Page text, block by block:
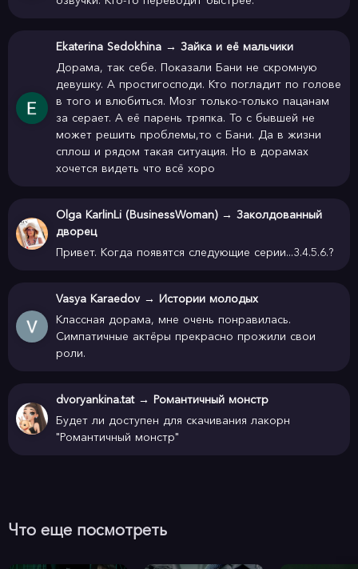
Ekaterina Sedokhina → Зайка и её мальчики
Дорама, так себе. Показали Бани не скромную
девушку. А простигосподи. Кто погладит по голове
в того и влюбиться. Мозг только-только пацанам
за серает. А её парень тряпка. То с бывшей не
может решить проблемы,то с Бани. Да в жизни
сплош и рядом такая ситуация. Но в дорамах
хочется видеть что всё хоро
Olga KarlinLi (BusinessWoman) → Заколдованный
дворец
Привет. Когда появятся следующие серии...3.4.5.6.?
Vasya Karaedov → Истории молодых
Классная дорама, мне очень понравилась.
Симпатичные актёры прекрасно прожили свои
роли.
dvoryankina.tat → Романтичный монстр
Будет ли доступен для скачивания лакорн
"Романтичный монстр"
Что еще посмотреть